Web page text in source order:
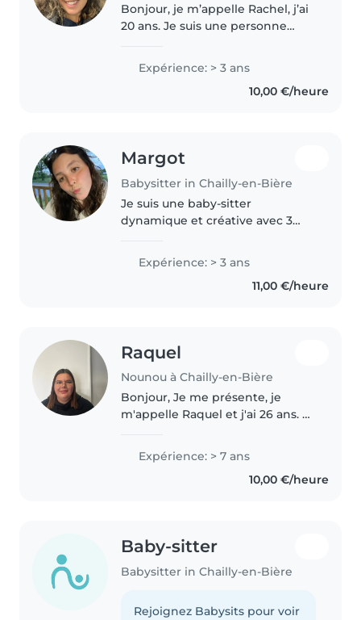
Bonjour, je m’appelle Rachel, j’ai
20 ans. Je suis une personne
bienveillante, avec une
formation en premiers secours
en santé mentale. J’aime
Expérience: > 3 ans
10,00 €/heure
Margot
Babysitter in Chailly-en-Bière
Je suis une baby-sitter
dynamique et créative avec 3
enfants d'âge préscolaire,
scolaire et adolescents. Je parle
Expérience: > 3 ans
11,00 €/heure
Raquel
Nounou à Chailly-en-Bière
Bonjour, Je me présente, je
m'appelle Raquel et j'ai 26 ans. Je
maintenant six ans, j'ai effectué
ma première garde à domicile
en novembre 2020. depuis..
Expérience: > 7 ans
10,00 €/heure
Baby-sitter
Babysitter in Chailly-en-Bière
Rejoignez Babysits pour voir